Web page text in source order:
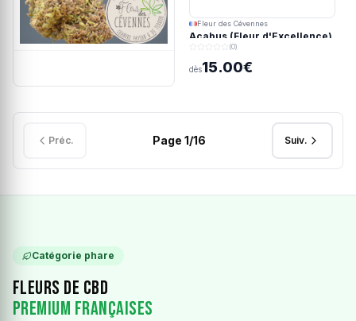
Fleur des Cévennes
Acabus (Fleur d'Excellence)
(0)
dès15.00€
Préc. Page 1/16 Suiv.
Catégorie phare
Fleurs de CBD
Premium Françaises